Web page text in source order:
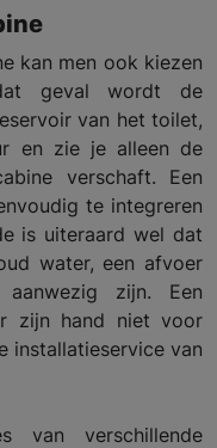
kan men ook kiezen
geval wordt de
van het toilet,
en zie je alleen de
verschaft. Een
te integreren
is uiteraard wel dat
water, een afvoer
aanwezig zijn. Een
zijn hand niet voor
installatieservice van
van verschillende